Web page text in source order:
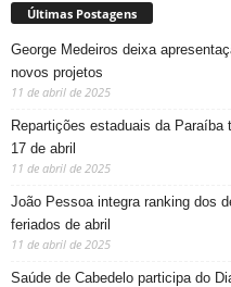
Últimas Postagens
George Medeiros deixa
novos projetos
11 de abril de 2025
Repartições estaduais da
17 de abril
11 de abril de 2025
João Pessoa integra ranking dos
feriados de abril
11 de abril de 2025
Saúde de Cabedelo participa do